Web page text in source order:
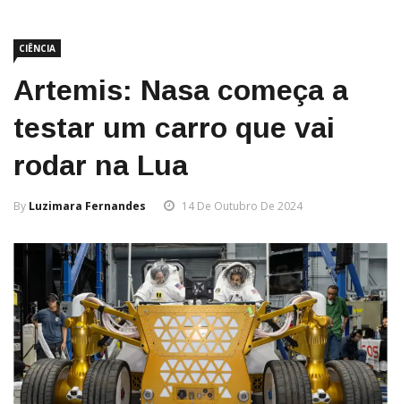
CIÊNCIA
Artemis: Nasa começa a
testar um carro que vai
rodar na Lua
By Luzimara Fernandes 14 De Outubro De 2024